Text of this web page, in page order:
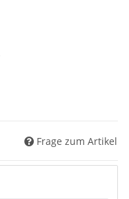
Frage zum Artikel